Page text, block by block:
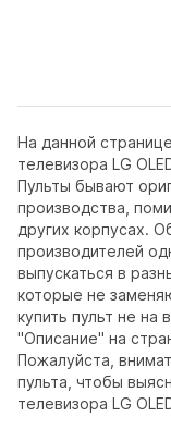
На данной
телевизора LG
Пульты бывают
производства,
других корпусах.
производителей
выпускаться в
которые не
купить пульт не на
"Описание" на
Пожалуйста,
пульта, чтобы
телевизора LG